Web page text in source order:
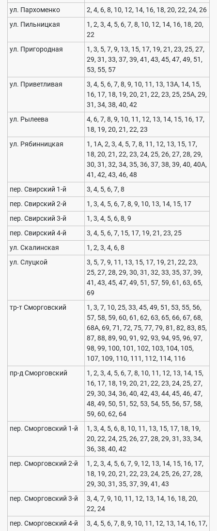
ул. Пархоменко
2, 4, 6, 8, 10, 12, 14, 16, 18, 20, 22, 24, 26
ул. Пильницкая
1, 2, 3, 4, 5, 6, 7, 8, 10, 12, 14, 16, 18, 20,
22
ул. Пригородная
1, 3, 5, 7, 9, 13, 15, 17, 19, 21, 23, 25, 27,
29, 31, 33, 37, 39, 41, 43, 45, 47, 49, 51,
53, 55, 57
ул. Приветливая
3, 4, 5, 6, 7, 8, 9, 10, 11, 13, 13А, 14, 15,
16, 17, 18, 19, 20, 21, 22, 23, 25, 25А, 29,
31, 34, 38, 40, 42
ул. Рылеева
4, 6, 7, 8, 9, 10, 11, 12, 13, 14, 15, 16, 17,
18, 19, 20, 21, 22, 23
ул. Рябинницкая
1, 1А, 2, 3, 4, 5, 7, 8, 11, 12, 13, 15, 17,
18, 20, 21, 22, 23, 24, 25, 26, 27, 28, 29,
30, 31, 32, 34, 35, 36, 37, 38, 39, 40, 40А,
41, 42, 43, 46, 48
пер. Свирский 1-й
3, 4, 5, 6, 7, 8
пер. Свирский 2-й
1, 3, 4, 5, 6, 7, 8, 9, 10, 13, 14, 15, 17
пер. Свирский 3-й
1, 3, 4, 5, 6, 8, 9
пер. Свирский 4-й
3, 4, 5, 6, 7, 15, 17, 19, 21, 23, 25
ул. Скалинская
1, 2, 3, 4, 6, 8
ул. Слуцкой
3, 5, 7, 9, 11, 13, 15, 17, 19, 21, 22, 23,
25, 27, 28, 29, 30, 31, 32, 33, 35, 37, 39,
41, 43, 45, 47, 49, 51, 57, 59, 61, 63, 65,
69
тр-т Сморговский
1, 3, 7, 10, 25, 33, 45, 49, 51, 53, 55, 56,
57, 58, 59, 60, 61, 62, 63, 65, 66, 67, 68,
68А, 69, 71, 72, 75, 77, 79, 81, 82, 83, 85,
87, 88, 89, 90, 91, 92, 93, 94, 95, 96, 97,
98, 99, 100, 101, 102, 103, 104, 105,
107, 109, 110, 111, 112, 114, 116
пр-д Сморговский
1, 2, 3, 4, 5, 6, 7, 8, 10, 11, 12, 13, 14, 15,
16, 17, 18, 19, 20, 21, 22, 23, 24, 25, 27,
29, 30, 34, 36, 40, 42, 43, 44, 45, 46, 47,
48, 49, 50, 51, 52, 53, 54, 55, 56, 57, 58,
59, 60, 62, 64
пер. Сморговский 1-й
1, 3, 4, 5, 6, 8, 10, 11, 13, 15, 17, 18, 19,
20, 22, 24, 25, 26, 27, 28, 29, 31, 33, 34,
36, 38, 40, 42
пер. Сморговский 2-й
1, 2, 3, 4, 5, 6, 7, 9, 12, 13, 14, 15, 16, 17,
18, 19, 20, 21, 22, 23, 24, 25, 26, 27, 28,
29, 30, 31, 35, 37, 39, 41, 43
пер. Сморговский 3-й
3, 4, 7, 9, 10, 11, 12, 13, 14, 16, 18, 20,
22, 24
пер. Сморговский 4-й
3, 4, 5, 6, 7, 8, 9, 10, 11, 12, 13, 14, 16, 17,